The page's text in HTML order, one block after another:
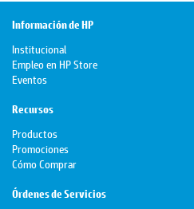
Información de HP
Institucional
Empleo en HP Store
Eventos
Recursos
Productos
Promociones
Cómo Comprar
Órdenes de Servicios